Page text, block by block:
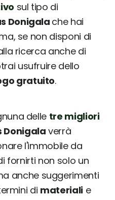
sul tipo di
Donigalache hai
se non disponi di
ricerca anche di
usufruire dello
gratuito.
delle tre migliori
Donigala verrà
l'immobile da
fornirti non solo un
anche suggerimenti
di materialie